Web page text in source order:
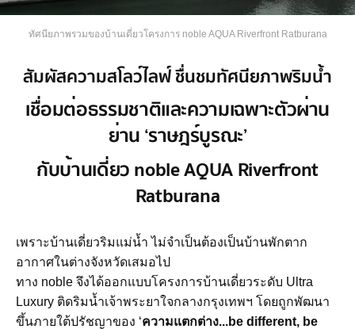
ทัศนียภาพรวมของบ้านเดี่ยวโครงการ noble AQUA Riverfront Ratburana
สัมผัสความสโลว์ไลฟ์ ชื่นชมทัศนียภาพริมน้ำ
เชื่อมต่อธรรมชาติและความเฉพาะตัวผ่าน
ย่าน ‘ราษฎร์บูรณะ’
กับบ้านเดี่ยว noble AQUA Riverfront
Ratburana
เพราะบ้านเดี่ยวริมแม่น้ำ ไม่จำเป็นต้องเป็นบ้านพักตาก
อากาศในต่างจังหวัดเสมอไป
ทาง noble จึงได้ออกแบบโครงการบ้านเดี่ยวระดับ Ultra
Luxury ติดริมน้ำเจ้าพระยาใจกลางกรุงเทพฯ โดยถูกพัฒนา
ขึ้นภายใต้ปรัชญาของ ‘ความแตกต่าง...be different, be